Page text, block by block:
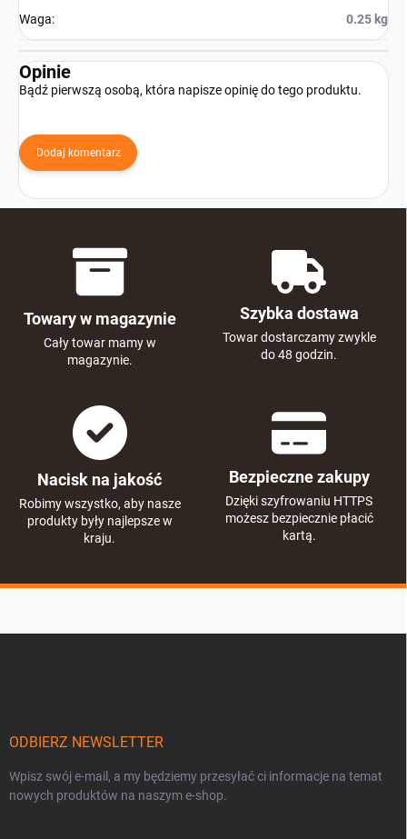
Waga: 0.25 kg
Opinie
Bądź pierwszą osobą, która napisze opinię do tego produktu.
Dodaj komentarz
Towary w magazynie
Cały towar mamy w
magazynie.
Szybka dostawa
Towar dostarczamy zwykle
do 48 godzin.
Nacisk na jakość
Robimy wszystko, aby nasze
produkty były najlepsze w
kraju.
Bezpieczne zakupy
Dzięki szyfrowaniu HTTPS
możesz bezpiecznie płacić
kartą.
ODBIERZ NEWSLETTER
Wpisz swój e-mail, a my będziemy przesyłać ci informacje na temat
nowych produktów na naszym e-shop.